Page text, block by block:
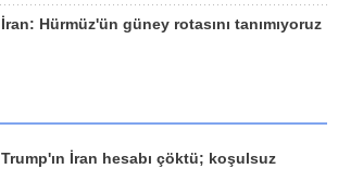
İran: Hürmüz'ün güney rotasını tanımıyoruz
Trump'ın İran hesabı çöktü; koşulsuz